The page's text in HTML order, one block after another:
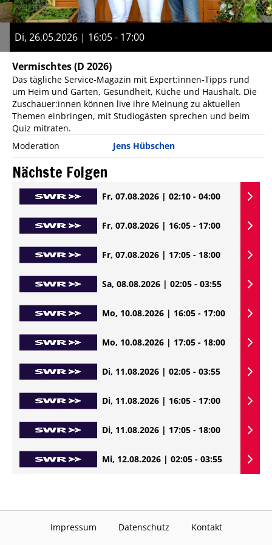
Di, 26.05.2026 | 16:05 - 17:00
Vermischtes(D 2026)
Das tägliche Service-Magazin mit Expert:innen-Tipps rund
um Heim und Garten, Gesundheit, Küche und Haushalt. Die
Zuschauer:innen können live ihre Meinung zu aktuellen
Themen einbringen, mit Studiogästen sprechen und beim
Quiz mitraten.
Moderation
Jens Hübschen
Nächste Folgen
Fr, 07.08.2026 | 02:10 - 04:00
Fr, 07.08.2026 | 16:05 - 17:00
Fr, 07.08.2026 | 17:05 - 18:00
Sa, 08.08.2026 | 02:05 - 03:55
Mo, 10.08.2026 | 16:05 - 17:00
Mo, 10.08.2026 | 17:05 - 18:00
Di, 11.08.2026 | 02:05 - 03:55
Di, 11.08.2026 | 16:05 - 17:00
Di, 11.08.2026 | 17:05 - 18:00
Mi, 12.08.2026 | 02:05 - 03:55
Impressum Datenschutz Kontakt